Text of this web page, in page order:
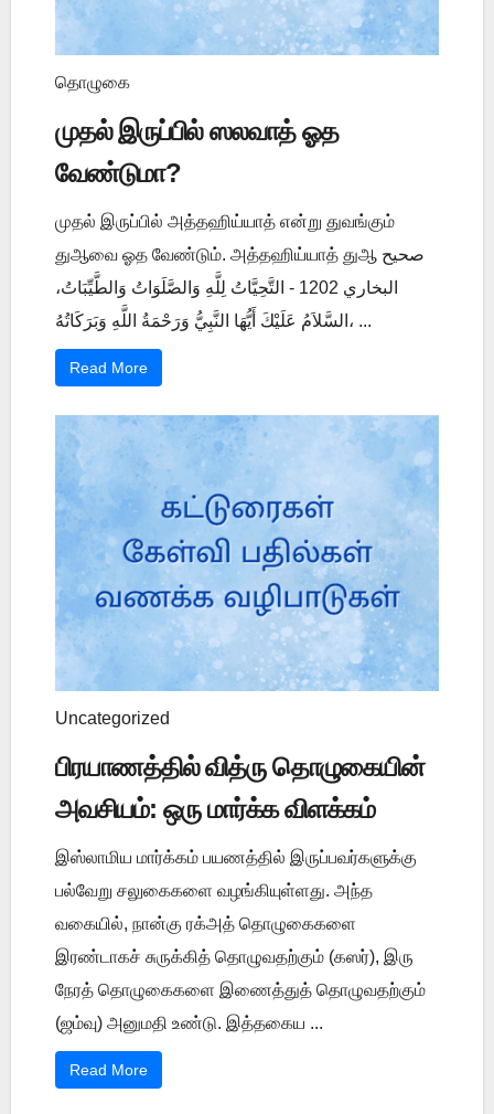
தொழுகை
முதல் இருப்பில் ஸலவாத் ஓத
வேண்டுமா?
முதல் இருப்பில் அத்தஹிய்யாத் என்று துவங்கும்
துஆவை ஓத வேண்டும். அத்தஹிய்யாத் துஆ صحيح
البخاري 1202 - التَّحِيَّاتُ لِلَّهِ وَالصَّلَوَاتُ وَالطَّيِّبَاتُ،
السَّلاَمُ عَلَيْكَ أَيُّهَا النَّبِيُّ وَرَحْمَةُ اللَّهِ وَبَرَكَاتُهُ، ...
Read More
Uncategorized
பிரயாணத்தில் வித்ரு தொழுகையின்
அவசியம்: ஒரு மார்க்க விளக்கம்
இஸ்லாமிய மார்க்கம் பயணத்தில் இருப்பவர்களுக்கு
பல்வேறு சலுகைகளை வழங்கியுள்ளது. அந்த
வகையில், நான்கு ரக்அத் தொழுகைகளை
இரண்டாகச் சுருக்கித் தொழுவதற்கும் (கஸர்), இரு
நேரத் தொழுகைகளை இணைத்துத் தொழுவதற்கும்
(ஜம்வு) அனுமதி உண்டு. இத்தகைய ...
Read More